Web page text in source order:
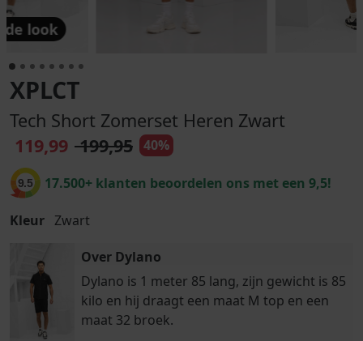
de look
XPLCT
Tech Short Zomerset Heren Zwart
119,99 199,95 40%
9.5 17.500+ klanten beoordelen ons met een 9,5!
Kleur Zwart
Over Dylano
Dylano is 1 meter 85 lang, zijn gewicht is 85
kilo en hij draagt een maat M top en een
maat 32 broek.